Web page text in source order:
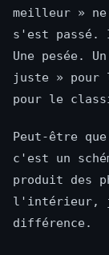
meilleur »
s'est passé.
Une pesée.
juste » pour
pour le
Peut-être
c'est un
produit des
l'intérieur,
différence.